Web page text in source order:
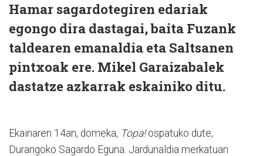
Hamar sagardotegiren edariak
egongo dira dastagai, baita Fuzank
taldearen emanaldia eta Saltsanen
pintxoak ere. Mikel Garaizabalek
dastatze azkarrak eskainiko ditu.
Ekainaren 14an, domeka, Topa!ospatuko dute,
Durangoko Sagardo Eguna. Jardunaldia merkatuan